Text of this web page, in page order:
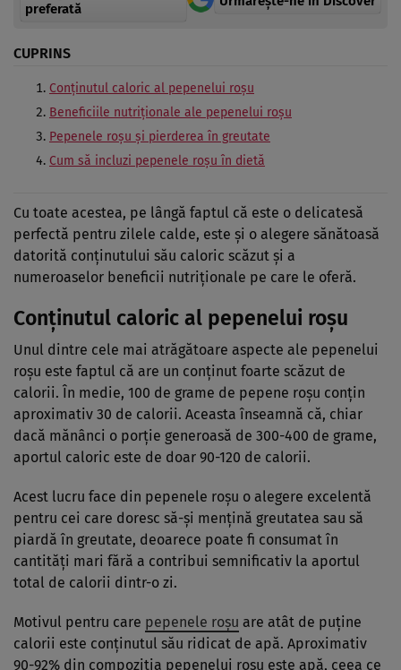
preferată
CUPRINS
Conținutul caloric al pepenelui roșu
Beneficiile nutriționale ale pepenelui roșu
Pepenele roșu și pierderea în greutate
Cum să incluzi pepenele roșu în dietă
Cu toate acestea, pe lângă faptul că este o delicatesă
perfectă pentru zilele calde, este și o alegere sănătoasă
datorită conținutului său caloric scăzut și a
numeroaselor beneficii nutriționale pe care le oferă.
Conținutul caloric al pepenelui roșu
Unul dintre cele mai atrăgătoare aspecte ale pepenelui
roșu este faptul că are un conținut foarte scăzut de
calorii. În medie, 100 de grame de pepene roșu conțin
aproximativ 30 de calorii. Aceasta înseamnă că, chiar
dacă mănânci o porție generoasă de 300-400 de grame,
aportul caloric este de doar 90-120 de calorii.
Acest lucru face din pepenele roșu o alegere excelentă
pentru cei care doresc să-și mențină greutatea sau să
piardă în greutate, deoarece poate fi consumat în
cantități mari fără a contribui semnificativ la aportul
total de calorii dintr-o zi.
Motivul pentru care pepenele roșu are atât de puține
calorii este conținutul său ridicat de apă. Aproximativ
90-92% din compoziția pepenelui roșu este apă, ceea ce